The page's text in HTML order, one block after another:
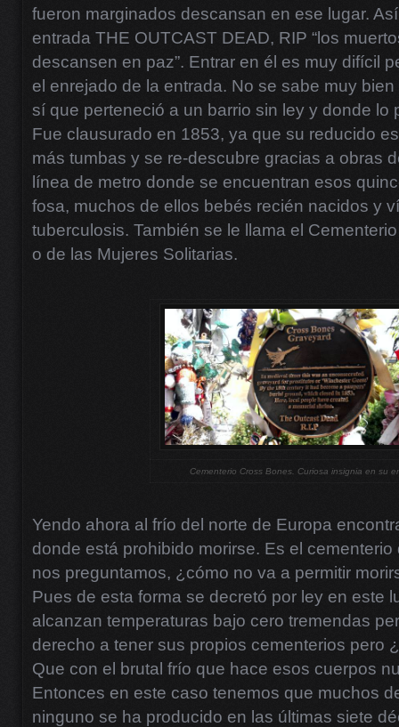
fueron marginados descansan en ese lugar.
entrada THE OUTCAST DEAD, RIP “los
descansen en paz”. Entrar en él es muy difícil
el enrejado de la entrada. No se sabe muy
sí que perteneció a un barrio sin ley y donde lo
Fue clausurado en 1853, ya que su reducido
más tumbas y se re-descubre gracias a obras
línea de metro donde se encuentran esos
fosa, muchos de ellos bebés recién nacidos y
tuberculosis. También se le llama el
o de las Mujeres Solitarias.
Cementerio Cross Bones. Curiosa insignia en su
Yendo ahora al frío del norte de Europa
donde está prohibido morirse. Es el
nos preguntamos, ¿cómo no va a permitir
Pues de esta forma se decretó por ley en este
alcanzan temperaturas bajo cero tremendas
derecho a tener sus propios cementerios pero
Que con el brutal frío que hace esos cuerpos
Entonces en este caso tenemos que muchos
ninguno se ha producido en las últimas siete